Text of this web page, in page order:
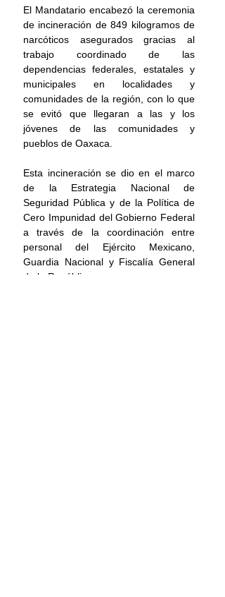
El Mandatario encabezó la ceremonia
de incineración de 849 kilogramos de
narcóticos asegurados gracias al
trabajo coordinado de las
dependencias federales, estatales y
municipales en localidades y
comunidades de la región, con lo que
se evitó que llegaran a las y los
jóvenes de las comunidades y
pueblos de Oaxaca.
Esta incineración se dio en el marco
de la Estrategia Nacional de
Seguridad Pública y de la Política de
Cero Impunidad del Gobierno Federal
a través de la coordinación entre
personal del Ejército Mexicano,
Guardia Nacional y Fiscalía General
de la República.